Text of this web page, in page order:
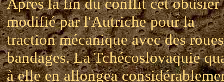
Après la fin du conflit cet obusier
modifié par l'Autriche pour la
traction mécanique avec des
bandages. La Tchécoslovaquie
à elle en allongea